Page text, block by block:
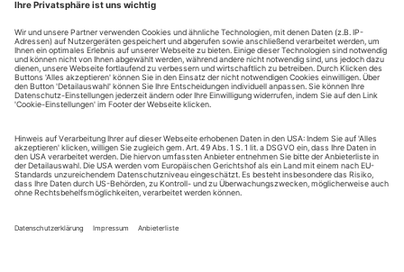
Dieses Land hat doch nur begrenzte Möglichkeiten.
Zumindest für Menschen wie Khalil. Er wurde zwar in
Amerika geboren, doch seine Eltern sind bosnische
Einwanderer. Sie sind muslimisch, und Khalil und sein
Bruder Amir erfahren an Leib und Seele, was es heißt,
Radikalisierung beginnt so in Morton Rhues Stück...
Braunschweig: Menschen-Schau